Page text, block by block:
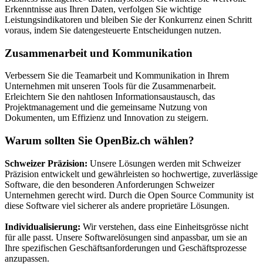
Erkenntnisse aus Ihren Daten, verfolgen Sie wichtige
Leistungsindikatoren und bleiben Sie der Konkurrenz einen Schritt
voraus, indem Sie datengesteuerte Entscheidungen nutzen.
Zusammenarbeit und Kommunikation
Verbessern Sie die Teamarbeit und Kommunikation in Ihrem
Unternehmen mit unseren Tools für die Zusammenarbeit.
Erleichtern Sie den nahtlosen Informationsaustausch, das
Projektmanagement und die gemeinsame Nutzung von
Dokumenten, um Effizienz und Innovation zu steigern.
Warum sollten Sie OpenBiz.ch wählen?
Schweizer Präzision: Unsere Lösungen werden mit Schweizer
Präzision entwickelt und gewährleisten so hochwertige, zuverlässige
Software, die den besonderen Anforderungen Schweizer
Unternehmen gerecht wird. Durch die Open Source Community ist
diese Software viel sicherer als andere proprietäre Lösungen.
Individualisierung: Wir verstehen, dass eine Einheitsgrösse nicht
für alle passt. Unsere Softwarelösungen sind anpassbar, um sie an
Ihre spezifischen Geschäftsanforderungen und Geschäftsprozesse
anzupassen.